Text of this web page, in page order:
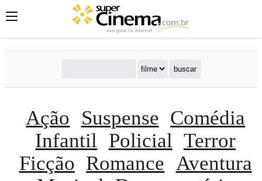
Ação Suspense Comédia
Infantil
Policial Terror
Ficção Romance Aventura